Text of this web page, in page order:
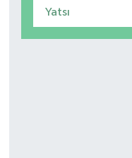
Yatsı